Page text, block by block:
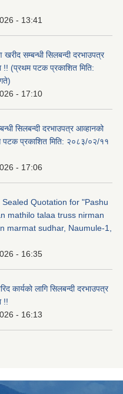
- 13:41
सम्बन्धी सिलबन्दी दरभाउपत्र
!! (प्रथम पटक प्रकाशित मिति:
- 17:10
सिलबन्दी दरभाउपत्र आव्हानको
प्रकाशित मिति: २०८३/०२/११
- 17:06
Quotation for "Pashu
mathilo talaa truss nirman
marmat sudhar, Naumule-1,
- 16:35
कार्यको लागि सिलबन्दी दरभाउपत्र
!!
- 16:13